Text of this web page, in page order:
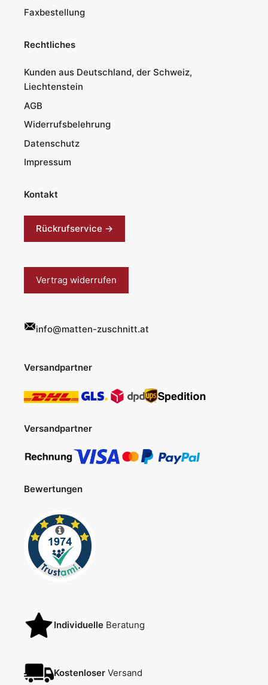
Faxbestellung
Rechtliches
Kunden aus Deutschland, der Schweiz,
Liechtenstein
AGB
Widerrufsbelehrung
Datenschutz
Impressum
Kontakt
Rückrufservice →
Vertrag widerrufen
info@matten-zuschnitt.at
Versandpartner
Versandpartner
Bewertungen
Individuelle Beratung
Kostenloser Versand